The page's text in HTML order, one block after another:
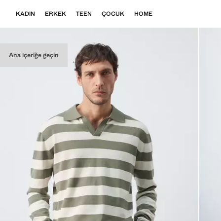
Ana içeriğe geçin
KADIN ERKEK TEEN ÇOCUK HOME